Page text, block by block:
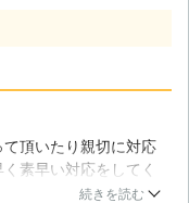
なった時も新しい旅立
あげる事が飼い主の役
頂いたり親切に対応
素早い対応をしてく
に答えてくれまし
続きを読む